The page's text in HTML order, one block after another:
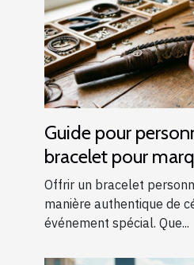
Guide pour
bracelet pour
événement spécial
Offrir un bracelet
manière authentique de
événement spécial. Que...